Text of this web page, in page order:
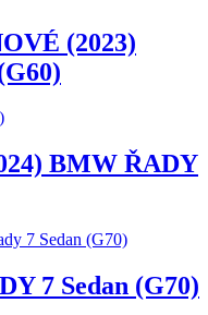
(2023)
BMW ŘADY
7 Sedan (G70)